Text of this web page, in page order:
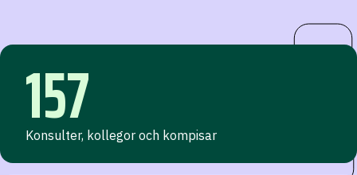
157
Konsulter, kollegor och kompisar